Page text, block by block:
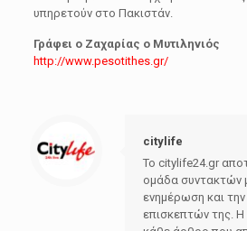
υπηρετούν στο Πακιστάν.
Γράφει ο Ζαχαρίας ο Μυτιληνιός
http://www.pesotithes.gr/
citylife
Το citylife24.gr
ομάδα συντακτών
ενημέρωση και
επισκεπτών της.